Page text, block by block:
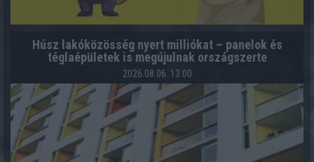
Húsz lakóközösség nyert milliókat – panelok és
téglaépületek is megújulnak országszerte
2026.08.06. 13:00